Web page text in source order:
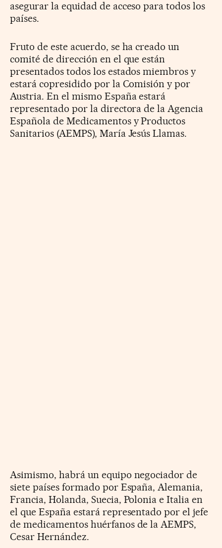
asegurar la equidad de acceso para todos los
países.
Fruto de este acuerdo, se ha creado un
comité de dirección en el que están
presentados todos los estados miembros y
estará copresidido por la Comisión y por
Austria. En el mismo España estará
representado por la directora de la Agencia
Española de Medicamentos y Productos
Sanitarios (AEMPS), María Jesús Llamas.
Asimismo, habrá un equipo negociador de
siete países formado por España, Alemania,
Francia, Holanda, Suecia, Polonia e Italia en
el que España estará representado por el jefe
de medicamentos huérfanos de la AEMPS,
Cesar Hernández.